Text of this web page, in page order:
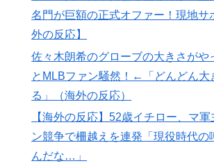
▶ 外国人「親子丼という日本の料理の直
た…」
▶ 韓国人「不適切接待疑惑、2002年イタ
戦で『韓国に奪われた』と欧州の大手
報道！」
▶ ヒロアカの葉隠ちゃんって透明なうん
▶ 海外「”京都の鳥”は良いぞ」小規模だ
の観光名所／お店に対する海外の反応
名門が巨額の正式オファー！現地サ
外の反応】
佐々木朗希のグローブの大きさがや
とMLBファン騒然！←「どんどん大
る」（海外の反応）
【海外の反応】52歳イチロー、マ
ン競争で柵越えを連発「現役時代の
んだな…」